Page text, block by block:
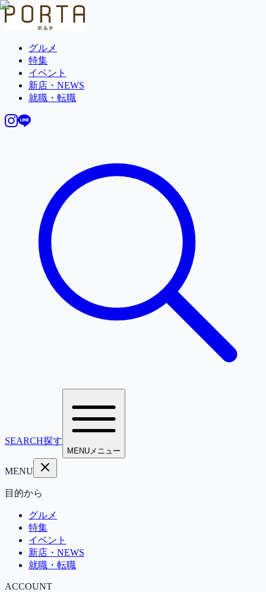
グルメ
特集
イベント
新店・NEWS
就職・転職
SEARCH探す
MENUメニュー
MENU
目的から
グルメ
特集
イベント
新店・NEWS
就職・転職
ACCOUNT